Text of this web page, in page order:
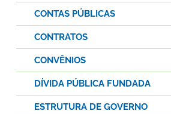
CONTAS PÚBLICAS
CONTRATOS
CONVÊNIOS
DÍVIDA PÚBLICA FUNDADA
ESTRUTURA DE GOVERNO